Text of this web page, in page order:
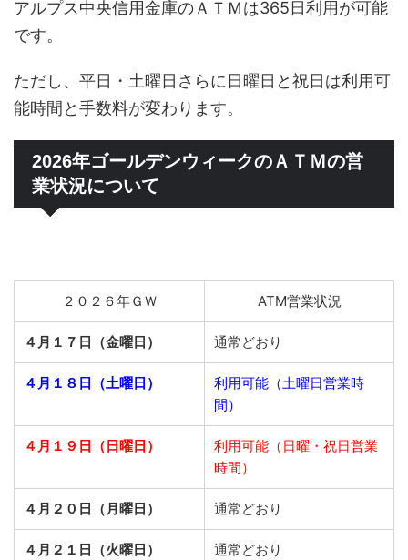
アルプス中央信用金庫のＡＴＭは365日利用が可能
です。
ただし、平日・土曜日さらに日曜日と祝日は利用可
能時間と手数料が変わります。
2026年ゴールデンウィークのＡＴＭの営
業状況について
２０２６年ＧＷ ATM営業状況
４月１７日（金曜日） 通常どおり
４月１８日（土曜日）
利用可能（土曜日営業時
間）
４月１９日（日曜日）
利用可能（日曜・祝日営業
時間）
４月２０日（月曜日） 通常どおり
４月２１日（火曜日） 通常どおり